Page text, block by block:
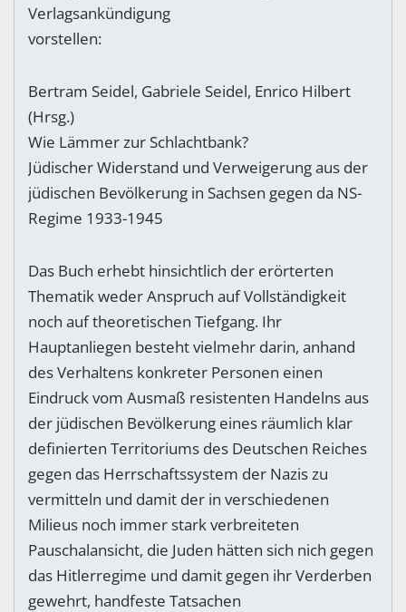
Verlagsankündigung
vorstellen:
Bertram Seidel, Gabriele Seidel, Enrico Hilbert
(Hrsg.)
Wie Lämmer zur Schlachtbank?
Jüdischer Widerstand und Verweigerung aus der
jüdischen Bevölkerung in Sachsen gegen da NS-
Regime 1933-1945
Das Buch erhebt hinsichtlich der erörterten
Thematik weder Anspruch auf Vollständigkeit
noch auf theoretischen Tiefgang. Ihr
Hauptanliegen besteht vielmehr darin, anhand
des Verhaltens konkreter Personen einen
Eindruck vom Ausmaß resistenten Handelns aus
der jüdischen Bevölkerung eines räumlich klar
definierten Territoriums des Deutschen Reiches
gegen das Herrschaftssystem der Nazis zu
vermitteln und damit der in verschiedenen
Milieus noch immer stark verbreiteten
Pauschalansicht, die Juden hätten sich nich gegen
das Hitlerregime und damit gegen ihr Verderben
gewehrt, handfeste Tatsachen